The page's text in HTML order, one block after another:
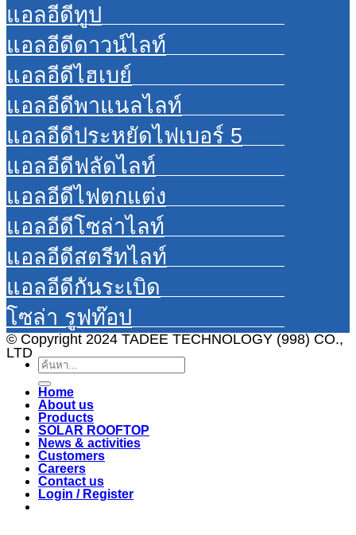
แอลอีดีทูป
แอลอีดีดาวน์ไลท์
แอลอีดีไฮเบย์
แอลอีดีพาแนลไลท์
แอลอีดีประหยัดไฟเบอร์ 5
แอลอีดีฟลัดไลท์
แอลอีดีไฟตกแต่ง
แอลอีดีโซล่าไลท์
แอลอีดีสตรีทไลท์
แอลอีดีกันระเบิด
โซล่า รูฟท๊อป
© Copyright 2024 TADEE TECHNOLOGY (998) CO.,
LTD
Search
for:
Home
About us
Products
SOLAR ROOFTOP
News & activities
Customers
Careers
Contact us
Login / Register